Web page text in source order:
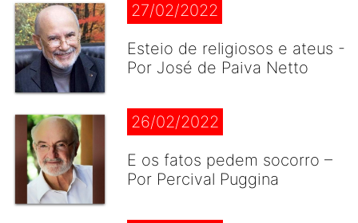
27/02/2022
Esteio de religiosos e ateus -
Por José de Paiva Netto
26/02/2022
E os fatos pedem socorro –
Por Percival Puggina